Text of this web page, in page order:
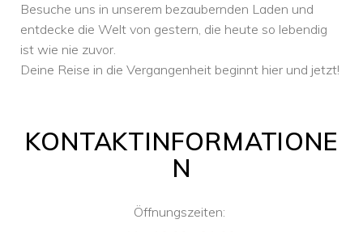
Besuche uns in unserem bezaubernden Laden und
entdecke die Welt von gestern, die heute so lebendig
ist wie nie zuvor.
Deine Reise in die Vergangenheit beginnt hier und jetzt!
KONTAKTINFORMATIONE
N
Öffnungszeiten: